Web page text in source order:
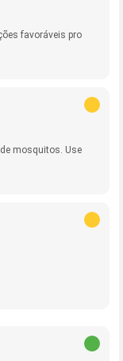
favoráveis pro
mosquitos. Use